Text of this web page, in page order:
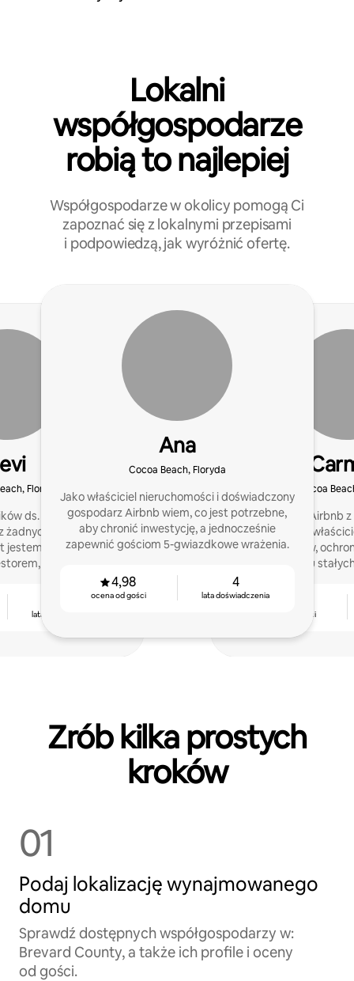
Lokalni
współgospodarze
robią to najlepiej
Współgospodarze w okolicy pomogą Ci
zapoznać się z lokalnymi przepisami
i podpowiedzą, jak wyróżnić ofertę.
Floryda
ds. rekwizytów to
żadnych umiejętności.
jestem agentem
gospodarzem,
obsługa i menu à la
lata doświadczenia
Ana
Cocoa Beach, Floryda
Jako właściciel nieruchomości i doświadczony
gospodarz Airbnb wiem, co jest potrzebne,
aby chronić inwestycję, a jednocześnie
zapewnić gościom 5-gwiazdkowe wrażenia.
4,98
ocena od gości
4
lata doświadczenia
Cocoa
Superhost Airbnb
w pomaganiu
przychodów,
i uzyskiwaniu
ocena od gości
Zrób kilka prostych
kroków
01
Podaj lokalizację wynajmowanego
domu
Sprawdź dostępnych współgospodarzy w:
Brevard County, a także ich profile i oceny
od gości.